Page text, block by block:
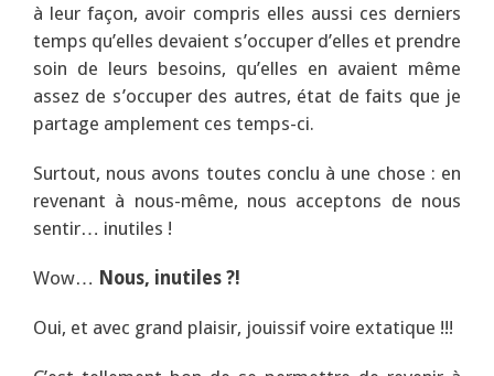
à leur façon, avoir compris elles aussi ces derniers
temps qu’elles devaient s’occuper d’elles et prendre
soin de leurs besoins, qu’elles en avaient même
assez de s’occuper des autres, état de faits que je
partage amplement ces temps-ci.
Surtout, nous avons toutes conclu à une chose : en
revenant à nous-même, nous acceptons de nous
sentir… inutiles !
Wow… Nous, inutiles ?!
Oui, et avec grand plaisir, jouissif voire extatique !!!